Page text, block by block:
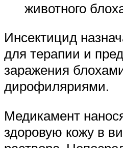
животного
Инсектицид
для терапии и
заражения
дирофиляриями.
Медикамент
здоровую кожу в